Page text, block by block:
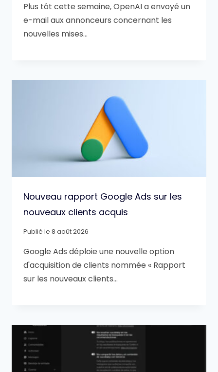
Plus tôt cette semaine, OpenAI a envoyé un
e-mail aux annonceurs concernant les
nouvelles mises…
Nouveau rapport Google Ads sur les
nouveaux clients acquis
Publié le 8 août 2026
Google Ads déploie une nouvelle option
d'acquisition de clients nommée « Rapport
sur les nouveaux clients…